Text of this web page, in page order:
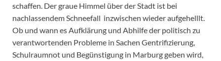
schaffen. Der graue Himmel über der Stadt ist bei
nachlassendem Schneefall inzwischen wieder aufgehelllt.
Ob und wann es Aufklärung und Abhilfe der politisch zu
verantwortenden Probleme in Sachen Gentrifizierung,
Schulraumnot und Begünstigung in Marburg geben wird,